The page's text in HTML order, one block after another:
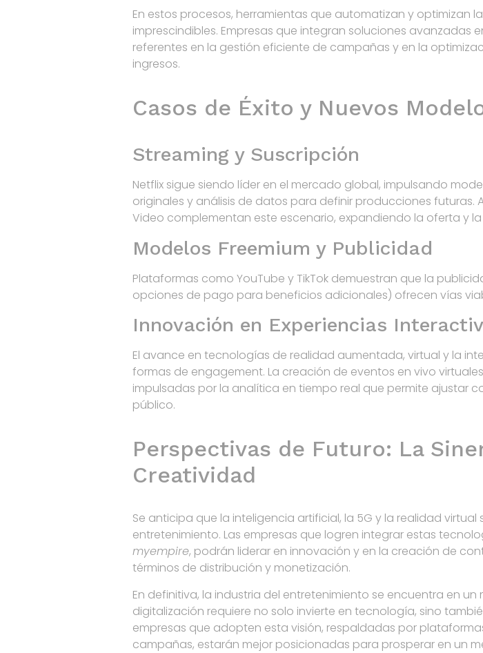
En estos procesos, herramientas que automatizan y optimizan
imprescindibles. Empresas que integran soluciones avanzadas
referentes en la gestión eficiente de campañas y en la
ingresos.
Casos de Éxito y Nuevos
Streaming y Suscripción
Netflix sigue siendo líder en el mercado global, impulsando
originales y análisis de datos para definir producciones futuras.
Video complementan este escenario, expandiendo la oferta y
Modelos Freemium y Publicidad
Plataformas como YouTube y TikTok demuestran que la
opciones de pago para beneficios adicionales) ofrecen vías
Innovación en Experiencias
El avance en tecnologías de realidad aumentada, virtual y la
formas de engagement. La creación de eventos en vivo
impulsadas por la analítica en tiempo real que permite ajustar
público.
Perspectivas de Futuro: La
Creatividad
Se anticipa que la inteligencia artificial, la 5G y la realidad
entretenimiento. Las empresas que logren integrar estas
myempire, podrán liderar en innovación y en la creación de
términos de distribución y monetización.
En definitiva, la industria del entretenimiento se encuentra en
digitalización requiere no solo invierte en tecnología, sino
empresas que adopten esta visión, respaldadas por
campañas, estarán mejor posicionadas para prosperar en un